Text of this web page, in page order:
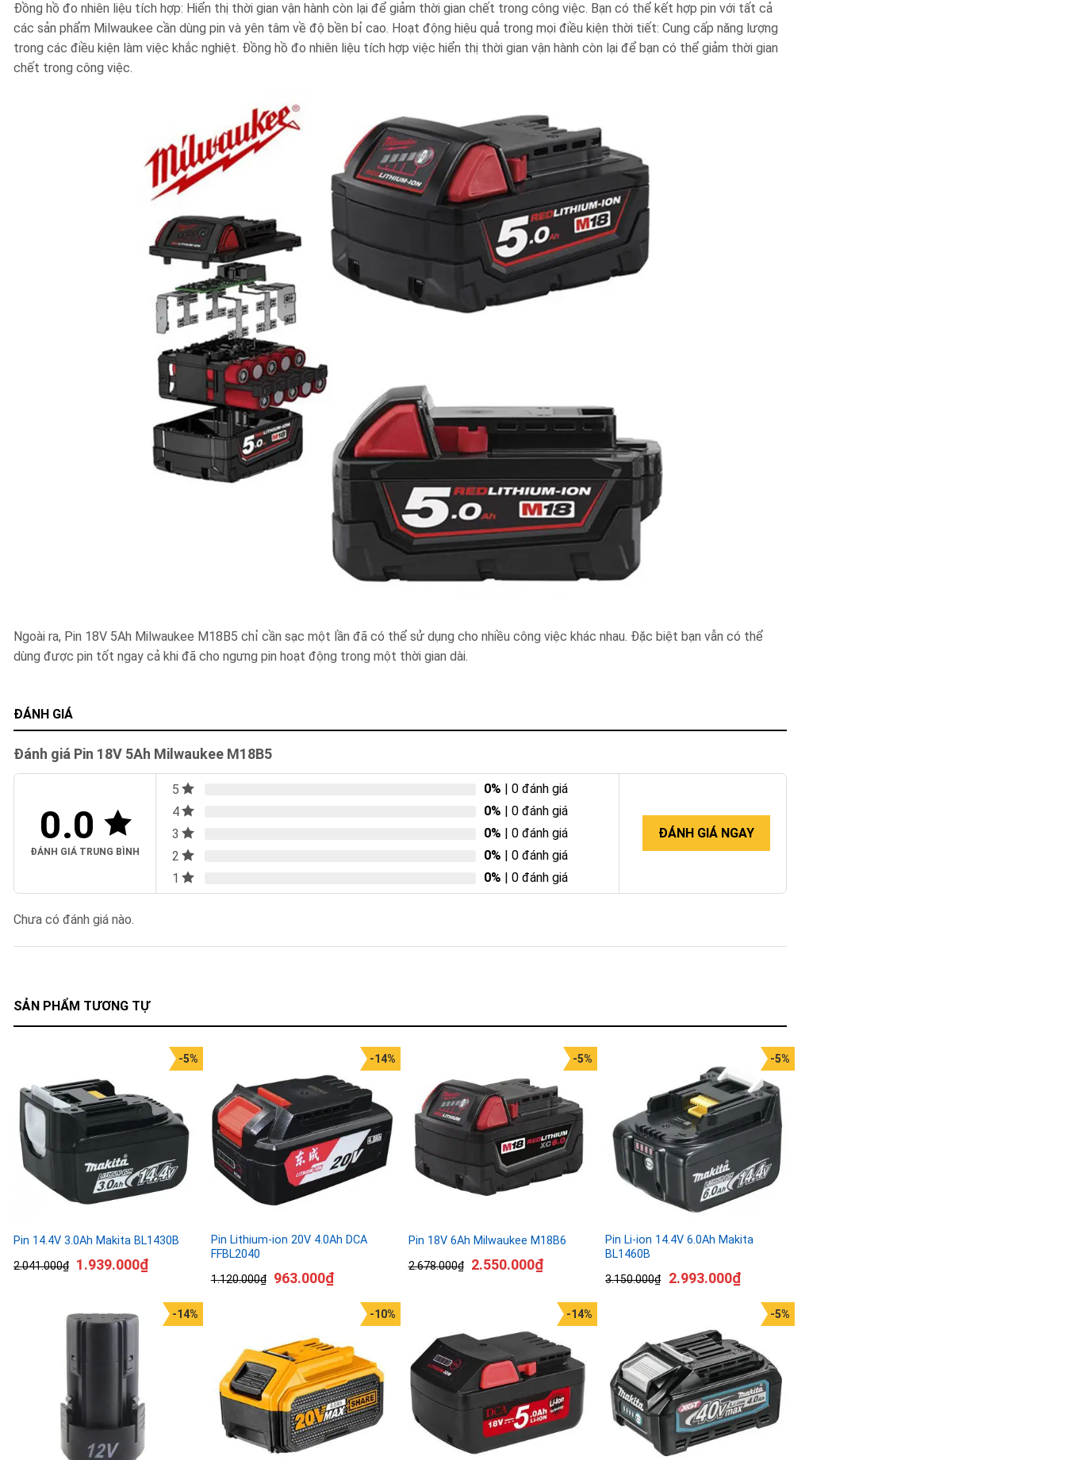
Đồng hồ đo nhiên liệu tích hợp: Hiển thị thời gian vận hành còn lại để giảm thời gian chết trong công việc. Bạn có thể kết hợp pin với tất cả
các sản phẩm Milwaukee cần dùng pin và yên tâm về độ bền bỉ cao. Hoạt động hiệu quả trong mọi điều kiện thời tiết: Cung cấp năng lượng
trong các điều kiện làm việc khắc nghiệt. Đồng hồ đo nhiên liệu tích hợp việc hiển thị thời gian vận hành còn lại để bạn có thể giảm thời gian
chết trong công việc.
Ngoài ra, Pin 18V 5Ah Milwaukee M18B5 chỉ cần sạc một lần đã có thể sử dụng cho nhiều công việc khác nhau. Đặc biệt bạn vẫn có thể
dùng được pin tốt ngay cả khi đã cho ngưng pin hoạt động trong một thời gian dài.
ĐÁNH GIÁ
Đánh giá Pin 18V 5Ah Milwaukee M18B5
0.0
ĐÁNH GIÁ TRUNG BÌNH
5 0% | 0 đánh giá
4
0% | 0 đánh giá
3
0% | 0 đánh giá
2
0% | 0 đánh giá
1
0% | 0 đánh giá
ĐÁNH GIÁ NGAY
Chưa có đánh giá nào.
SẢN PHẨM TƯƠNG TỰ
Pin 14.4V 3.0Ah Makita BL1430B
2.041.000₫
-5%
1.939.000₫
Pin Lithium-ion 20V 4.0Ah DCA
FFBL2040
1.120.000₫
-14%
963.000₫
Pin 18V 6Ah Milwaukee M18B6
2.678.000₫
-5%
2.550.000₫
Pin Li-ion 14.4V 6.0Ah Makita
BL1460B
3.150.000₫
-5%
2.993.000₫
-14% -10% -14% -5%